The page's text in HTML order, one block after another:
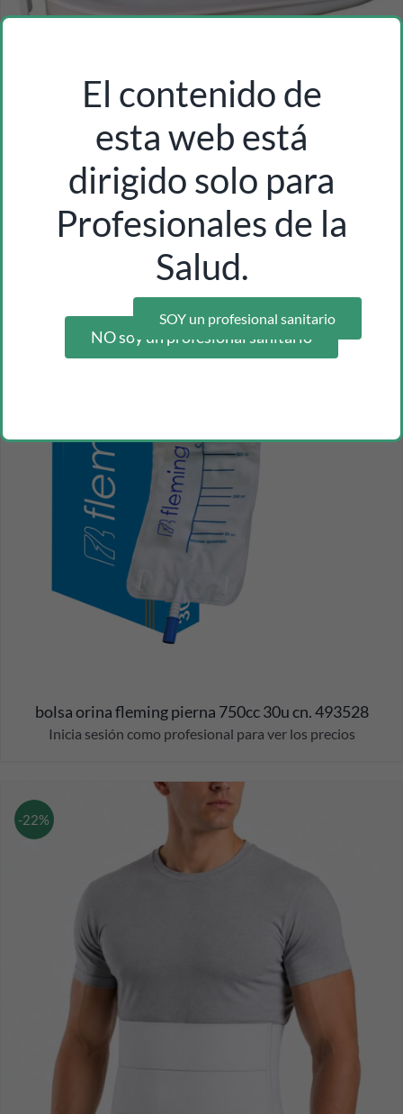
orinal cuña con asa fleming cn. 381012.8
Inicia sesión como profesional para ver los precios
bolsa orina fleming pierna 750cc 30u cn. 493528
Inicia sesión como profesional para ver los precios
-22%
El contenido de
esta web está
dirigido solo para
Profesionales de la
Salud.
SOY un profesional sanitario
NO soy un profesional sanitario